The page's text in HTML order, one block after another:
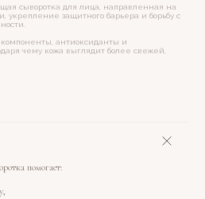
сыворотка для лица, направленная на
укрепление защитного барьера и борьбу с
антиоксиданты и
чему кожа выглядит более свежей,
помогает: